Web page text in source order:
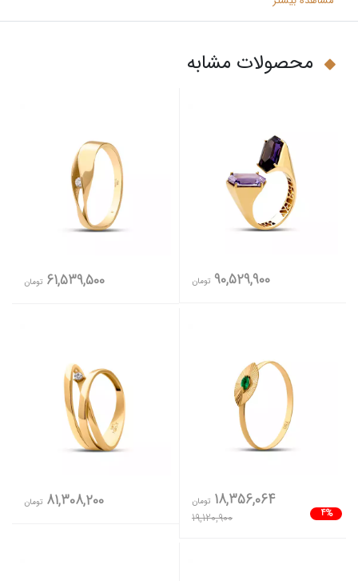
محصولات مشابه
90,529,900 تومان 61,539,500 تومان
4%
18,356,064 تومان
19,120,900
81,308,200 تومان